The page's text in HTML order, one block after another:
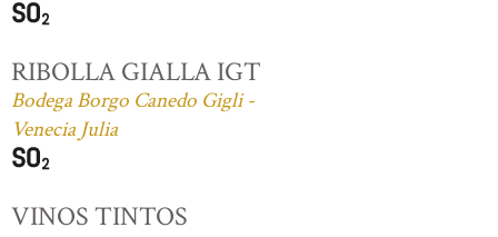
RIBOLLA GIALLA IGT
Bodega Borgo Canedo Gigli -
Venecia Julia
VINOS TINTOS